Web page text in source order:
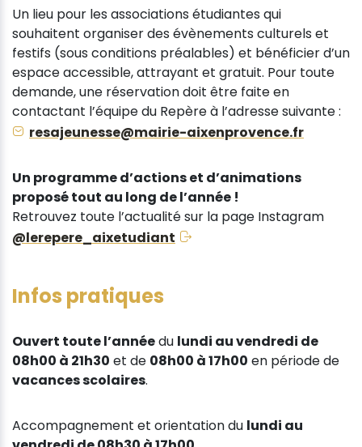
Un lieu pour les associations étudiantes qui
souhaitent organiser des évènements culturels et
festifs (sous conditions préalables) et bénéficier d’un
espace accessible, attrayant et gratuit. Pour toute
demande, une réservation doit être faite en
contactant l’équipe du Repère à l’adresse suivante :
resajeunesse@mairie-aixenprovence.fr
Un programme d’actions et d’animations
proposé tout au long de l’année !
Retrouvez toute l’actualité sur la page Instagram
@lerepere_aixetudiant
Infos pratiques
Ouvert toute l’annéedu lundi au vendredi de
08h00 à 21h30 et de 08h00 à 17h00 en période de
vacances scolaires.
Accompagnement et orientation du lundi au